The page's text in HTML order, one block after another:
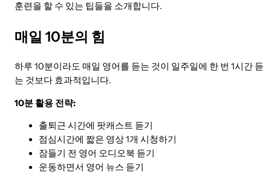
훈련을 할 수 있는 팁들을 소개합니다.
매일 10분의 힘
하루 10분이라도 매일 영어를 듣는 것이 일주일에 한 번 1시간 듣
는 것보다 효과적입니다.
10분 활용 전략:
출퇴근 시간에 팟캐스트 듣기
점심시간에 짧은 영상 1개 시청하기
잠들기 전 영어 오디오북 듣기
운동하면서 영어 뉴스 듣기